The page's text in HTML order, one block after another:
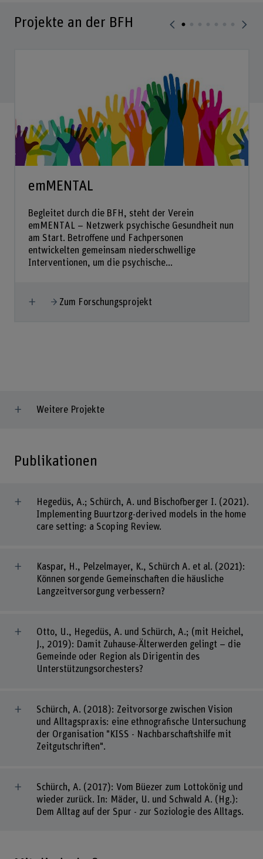
Projekte an der BFH
emMENTAL
Begleitet durch die BFH, steht der Verein
emMENTAL – Netzwerk psychische Gesundheit nun
am Start. Betroffene und Fachpersonen
entwickelten gemeinsam niederschwellige
Interventionen, um die psychische...
Mehr anzeigen
Zum Forschungsprojekt
Weitere Projekte
Publikationen
Hegedüs, A.; Schürch, A. und Bischofberger I. (2021).
Implementing Buurtzorg-derived models in the home
care setting: a Scoping Review.
Kaspar, H., Pelzelmayer, K., Schürch A. et al. (2021):
Können sorgende Gemeinschaften die häusliche
Langzeitversorgung verbessern?
Otto, U., Hegedüs, A. und Schürch, A.; (mit Heichel,
J., 2019): Damit Zuhause-Älterwerden gelingt – die
Gemeinde oder Region als Dirigentin des
Unterstützungsorchesters?
Schürch, A. (2018): Zeitvorsorge zwischen Vision
und Alltagspraxis: eine ethnografische Untersuchung
der Organisation "KISS - Nachbarschaftshilfe mit
Zeitgutschriften".
Schürch, A. (2017): Vom Büezer zum Lottokönig und
wieder zurück. In: Mäder, U. und Schwald A. (Hg.):
Dem Alltag auf der Spur - zur Soziologie des Alltags.